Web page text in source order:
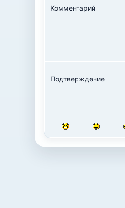
Комментарий
Подтверждение